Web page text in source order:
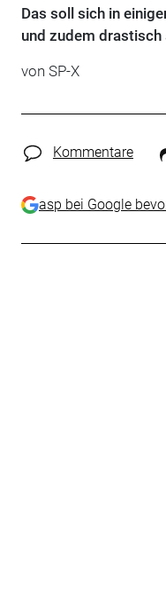
Das soll sich in
und zudem drastisch
von SP-X
Kommentare
asp bei Google